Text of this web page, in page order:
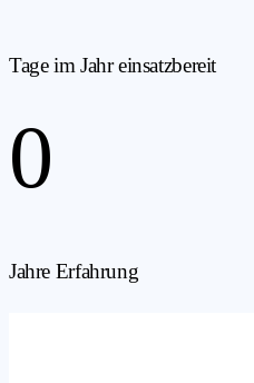
Tage im Jahr einsatzbereit
0
Jahre Erfahrung